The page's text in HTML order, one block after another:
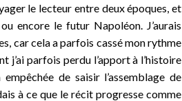
le lecteur entre deux époques, et
encore le futur Napoléon. J’aurais
car cela a parfois cassé mon rythme
j’ai parfois perdu l’apport à l’histoire
de saisir l’assemblage de
à ce que le récit progresse comme